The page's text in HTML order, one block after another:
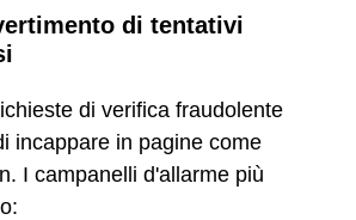
di tentativi
di verifica fraudolente
incappare in pagine come
I campanelli d'allarme più